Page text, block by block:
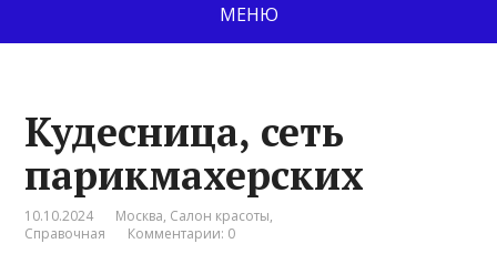
МЕНЮ
Кудесница, сеть
парикмахерских
10.10.2024 Москва, Салон красоты,
Справочная
Комментарии: 0